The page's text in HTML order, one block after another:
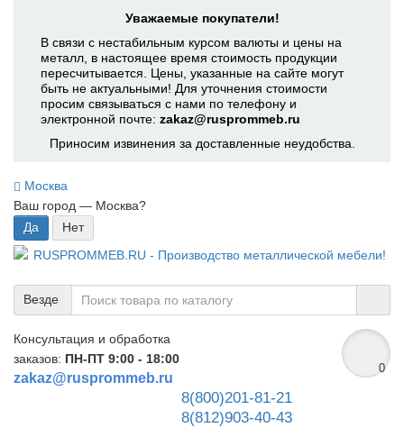
Уважаемые покупатели!
В связи с нестабильным курсом валюты и цены на
металл, в настоящее время стоимость продукции
пересчитывается. Цены, указанные на сайте могут
быть не актуальными! Для уточнения стоимости
просим связываться с нами по телефону и
электронной почте: zakaz@rusprommeb.ru
Приносим извинения за доставленные неудобства.
Москва
Ваш город — Москва?
Везде
Консультация и обработка
заказов: ПН-ПТ 9:00 - 18:00
zakaz@rusprommeb.ru
8(800)201-81-21
8(812)903-40-43
0